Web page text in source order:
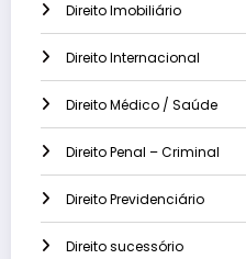
Direito Imobiliário
Direito Internacional
Direito Médico / Saúde
Direito Penal – Criminal
Direito Previdenciário
Direito sucessório